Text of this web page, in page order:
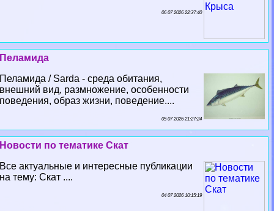
06 07 2026 22:37:40
Пеламида
Пеламида / Sarda - среда обитания,
внешний вид, размножение, особенности
поведения, образ жизни, поведение....
05 07 2026 21:27:24
Новости по тематике Скат
Все актуальные и интересные публикации
на тему: Скат ....
04 07 2026 10:15:19